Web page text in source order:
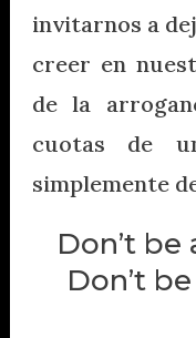
invitarnos a
creer en
de la
cuotas de
simplemente
Don’t
Don’t